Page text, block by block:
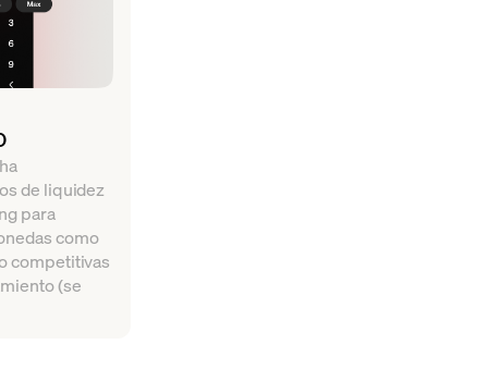
de liquidez
para
como
competitivas
(se